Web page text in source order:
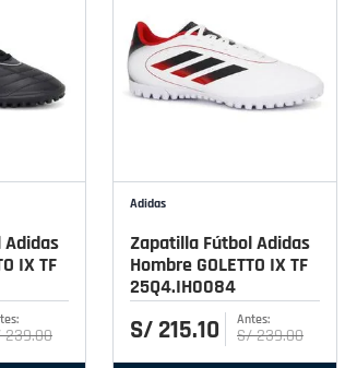
IX TF
239.00
Adidas
Zapatilla Fútbol Adidas
Hombre GOLETTO IX TF
25Q4.IH0084
S/ 215.10 S/239.00